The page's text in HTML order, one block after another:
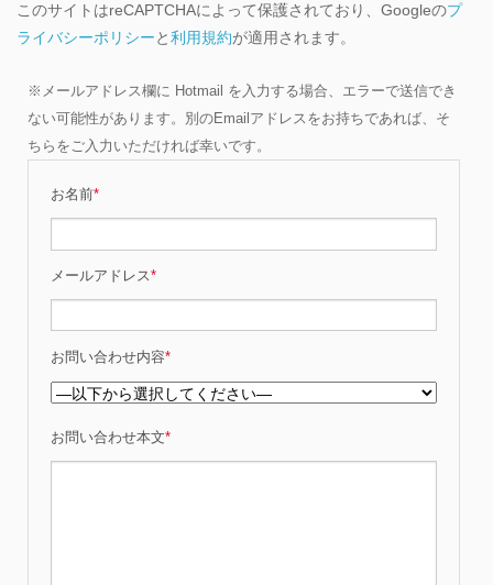
このサイトはreCAPTCHAによって保護されており、Googleのプ
ライバシーポリシーと利用規約が適用されます。
※メールアドレス欄に Hotmail を入力する場合、エラーで送信でき
ない可能性があります。別のEmailアドレスをお持ちであれば、そ
ちらをご入力いただければ幸いです。
お名前*
メールアドレス*
お問い合わせ内容*
お問い合わせ本文*